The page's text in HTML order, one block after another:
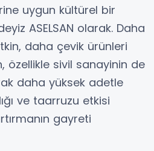
uygun kültürel bir
ASELSAN olarak. Daha
daha çevik ürünleri
özellikle sivil sanayinin de
daha yüksek adetle
ve taarruzu etkisi
gayreti